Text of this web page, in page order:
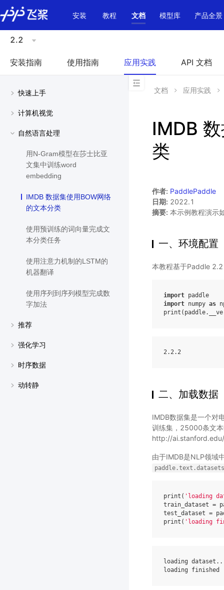
\u200E
安装
教程 文档 模型库 产品全景
2.2
安装指南 使用指南 应用实践 API 文档
快速上手
计算机视觉
自然语言处理
用N-Gram模型在莎士比亚
文集中训练word
embedding
IMDB 数据集使用BOW网络
的文本分类
使用预训练的词向量完成文
本分类任务
使用注意力机制的LSTM的
机器翻译
使用序列到序列模型完成数
字加法
推荐
强化学习
时序数据
动转静
文档 应用实践
IMDB
类
作者: PaddlePaddle
日期: 2022.1
摘要: 本示例教程演示
一、环境配置
本教程基于Paddle
import paddle
import numpy as
print ( paddle.
2.2.2
二、加载数据
IMDB数据集是一个对
训练集，25000条文
http://
由于IMDB是NLP领域
print ( 'loading
train_dataset =
test_dataset =
print ( 'loading
loading dataset
loading
finished